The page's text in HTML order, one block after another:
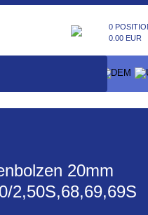
0
0.00 EUR
20mm
2,50S,68,69,69S